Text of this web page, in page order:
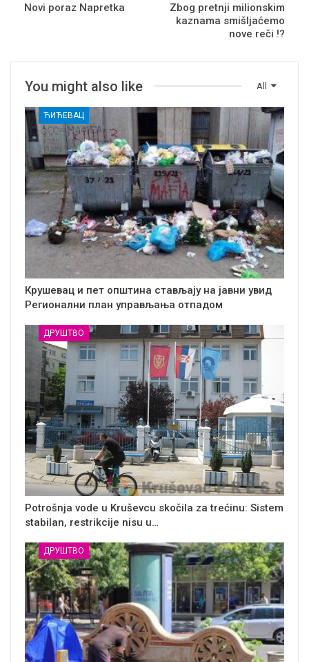
Novi poraz Napretka
Zbog pretnji milionskim
kaznama smišljaćemo
nove reči !?
All
You might also like
ЋИЋЕВАЦ
Крушевац и пет општина стављају на јавни увид
Регионални план управљања отпадом
ДРУШТВО
Potrošnja vode u Kruševcu skočila za trećinu: Sistem
stabilan, restrikcije nisu u…
ДРУШТВО